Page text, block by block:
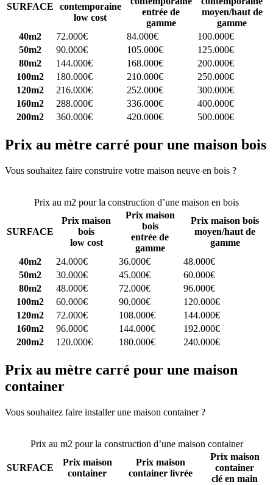
SURFACE
contemporaine
low cost
entrée de
gamme
moyen/haut de
gamme
40m2
72.000€ 84.000€
100.000€
50m2
90.000€ 105.000€
125.000€
80m2
144.000€ 168.000€
200.000€
100m2
180.000€ 210.000€
250.000€
120m2
216.000€ 252.000€
300.000€
160m2
288.000€ 336.000€
400.000€
200m2
360.000€ 420.000€ 500.000€
Prix au mètre carré pour une maison bois
Vous souhaitez faire construire votre maison neuve en bois ?
Prix au m2 pour la construction d’une maison en bois
SURFACE
Prix maison
bois
low cost
Prix maison
bois
entrée de
gamme
Prix maison bois
moyen/haut de
gamme
40m2
24.000€ 36.000€
48.000€
50m2
30.000€ 45.000€
60.000€
80m2
48.000€ 72.000€
96.000€
100m2
60.000€ 90.000€
120.000€
120m2
72.000€ 108.000€
144.000€
160m2
96.000€ 144.000€
192.000€
200m2
120.000€ 180.000€ 240.000€
Prix au mètre carré pour une maison
container
Vous souhaitez faire installer une maison container ?
Prix au m2 pour la construction d’une maison container
SURFACE
Prix maison
container
Prix maison
container livrée
Prix maison
container
clé en main